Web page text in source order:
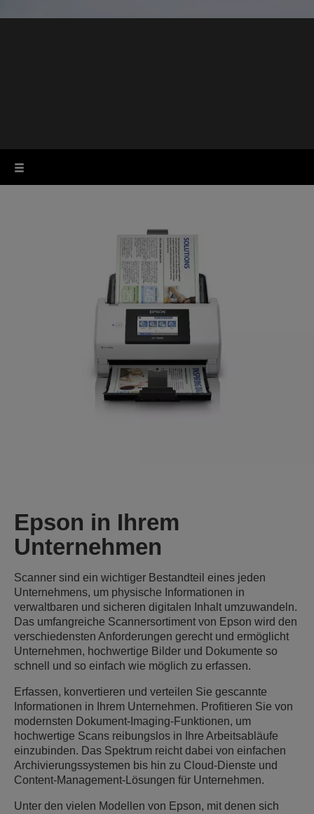
Epson in Ihrem
Unternehmen
Scanner sind ein wichtiger Bestandteil eines jeden
Unternehmens, um physische Informationen in
verwaltbaren und sicheren digitalen Inhalt umzuwandeln.
Das umfangreiche Scannersortiment von Epson wird den
verschiedensten Anforderungen gerecht und ermöglicht
Unternehmen, hochwertige Bilder und Dokumente so
schnell und so einfach wie möglich zu erfassen.
Erfassen, konvertieren und verteilen Sie gescannte
Informationen in Ihrem Unternehmen. Profitieren Sie von
modernsten Dokument-Imaging-Funktionen, um
hochwertige Scans reibungslos in Ihre Arbeitsabläufe
einzubinden. Das Spektrum reicht dabei von einfachen
Archivierungssystemen bis hin zu Cloud-Dienste und
Content-Management-Lösungen für Unternehmen.
Unter den vielen Modellen von Epson, mit denen sich